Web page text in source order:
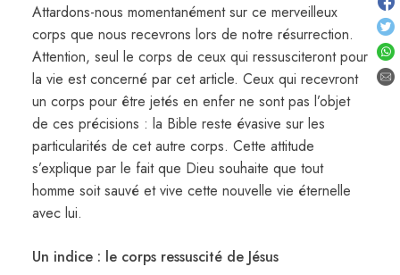
Attardons-nous momentanément sur ce merveilleux
corps que nous recevrons lors de notre résurrection.
Attention, seul le corps de ceux qui ressusciteront pour
la vie est concerné par cet article. Ceux qui recevront
un corps pour être jetés en enfer ne sont pas l’objet
de ces précisions : la Bible reste évasive sur les
particularités de cet autre corps. Cette attitude
s’explique par le fait que Dieu souhaite que tout
homme soit sauvé et vive cette nouvelle vie éternelle
avec lui.
Un indice : le corps ressuscité de Jésus